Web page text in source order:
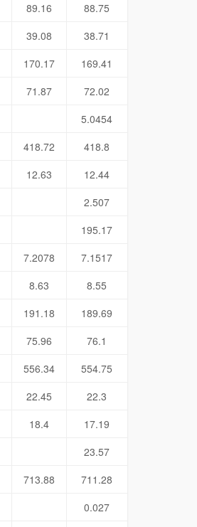
89.16
88.75
39.08
38.71
170.17
169.41
71.87
72.02
5.0454
418.72
418.8
12.63
12.44
2.507
195.17
7.2078
7.1517
8.63
8.55
191.18
189.69
75.96
76.1
556.34
554.75
22.45
22.3
18.4
17.19
23.57
713.88
711.28
0.027